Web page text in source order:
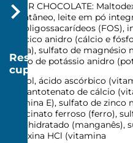
SABOR CHOCOLATE:
instantâneo, leite em pó
frutooligossacarídeos (FOS),
tricálcico anidro (cálcio e
(colina), sulfato de
cloreto de potássio anidro
inositol, ácido ascórbico
B3), pantotenato de cálcio
(vitamina E), sulfato de
bisglicinato ferroso (ferro),
monohidratado (manganês),
piridoxina HCl (vitamina
Resgatar
cupom
R$
20